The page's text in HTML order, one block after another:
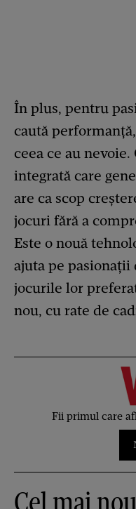
În plus, pentru
caută
ceea ce au
integrată care
are ca scop
jocuri fără a
Este o nouă
ajuta pe pasionații
jocurile lor
nou, cu rate de
Fii primul care
Cel mai